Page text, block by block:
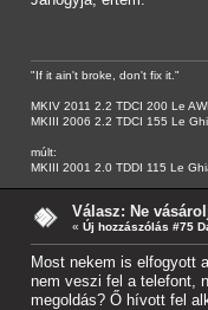
"If it ain't broke, don't fix it."
MKIV 2011 2.2 TDCI 200 Le
MKIII 2006 2.2 TDCI 155 Le
múlt:
MKIII 2001 2.0 TDDI 115 Le
Válasz: Ne
« Új hozzászólás #75
Most nekem is elfogyott
nem veszi fel a telefont,
megoldás? Ő hívott fel